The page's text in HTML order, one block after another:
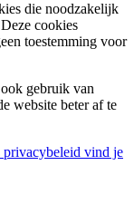
die noodzakelijk
cookies
toestemming voor
gebruik van
website beter af te
privacybeleid vind je